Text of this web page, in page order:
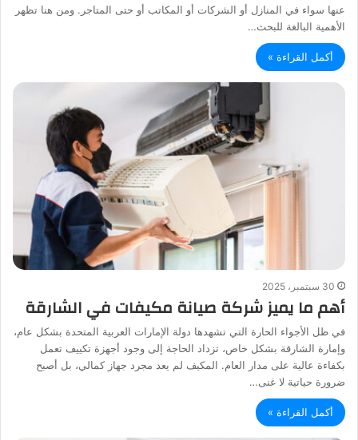
عنها سواء في المنازل أو الشركات أو المكاتب أو حتى المتاجر. ومن هنا تظهر
الأهمية البالغة للبحث…
أكمل القراءة »
30 سبتمبر، 2025
أهم ما يميز شركة صيانة مكيفات في الشارقة
في ظل الأجواء الحارة التي تشهدها دولة الإمارات العربية المتحدة بشكل عام،
وإمارة الشارقة بشكل خاص، تزداد الحاجة إلى وجود أجهزة تكييف تعمل
بكفاءة عالية على مدار العام. المكيف لم يعد مجرد جهاز كمالي، بل أصبح
ضرورة حياتية لا غنى…
أكمل القراءة »